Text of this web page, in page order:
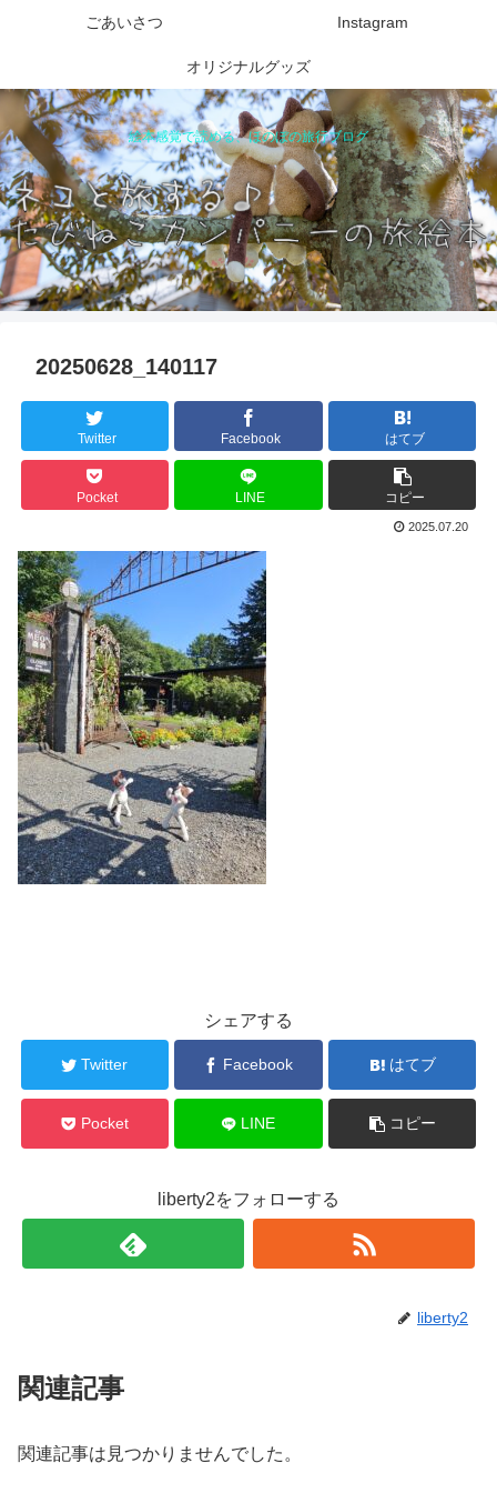
絵本感覚で読める、ほのぼの旅行ブログ
ごあいさつ Instagram
オリジナルグッズ
20250628_140117
Twitter Facebook はてブ
Pocket LINE コピー
2025.07.20
シェアする
Twitter Facebook はてブ
Pocket LINE コピー
liberty2をフォローする
liberty2
関連記事
関連記事は見つかりませんでした。